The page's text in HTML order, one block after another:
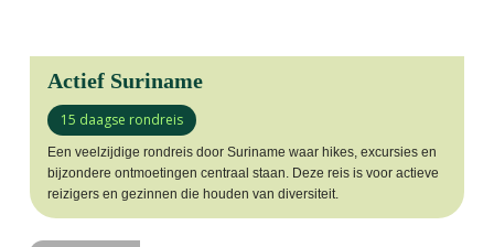
Actief Suriname
15 daagse rondreis
Een veelzijdige rondreis door Suriname waar hikes, excursies en
bijzondere ontmoetingen centraal staan. Deze reis is voor actieve
reizigers en gezinnen die houden van diversiteit.